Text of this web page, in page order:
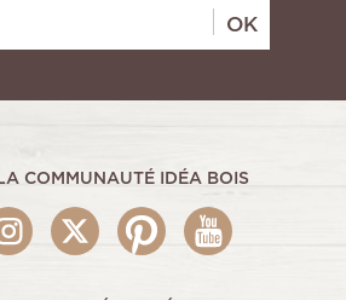
OK
COMMUNAUTÉ IDÉA BOIS